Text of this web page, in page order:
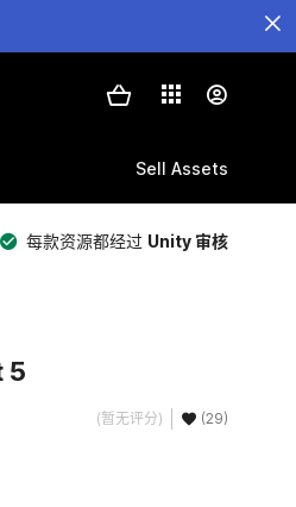
Sell Assets
每款资源都经过 Unity 审核
5
(暂无评分) (29)